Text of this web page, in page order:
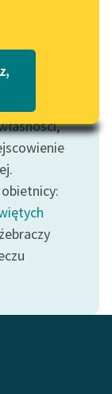
formacie PDF
,